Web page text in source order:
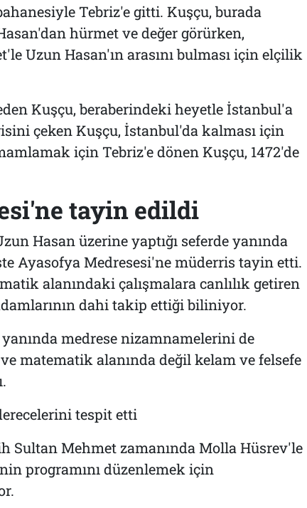
Tebriz'e gitti. Kuşçu, burada
hürmet ve değer görürken,
Uzun Hasan'ın arasını bulması için elçilik
Kuşçu, beraberindeki heyetle İstanbul'a
çeken Kuşçu, İstanbul'da kalması için
için Tebriz'e dönen Kuşçu, 1472'de
tayin edildi
Hasan üzerine yaptığı seferde yanında
Ayasofya Medresesi'ne müderris tayin etti.
alanındaki çalışmalara canlılık getiren
dahi takip ettiği biliniyor.
medrese nizamnamelerini de
matematik alanında değil kelam ve felsefe
tespit etti
Sultan Mehmet zamanında Molla Hüsrev'le
programını düzenlemek için